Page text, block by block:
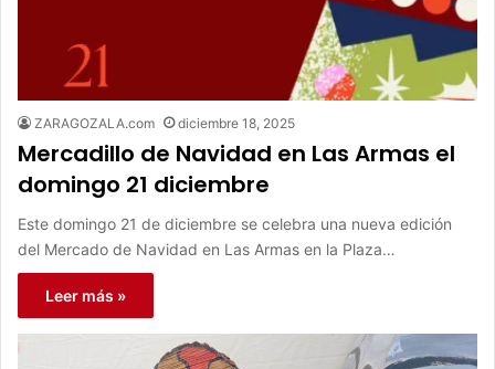
ZARAGOZALA.com diciembre 18, 2025
Mercadillo de Navidad en Las Armas el
domingo 21 diciembre
Este domingo 21 de diciembre se celebra una nueva edición
del Mercado de Navidad en Las Armas en la Plaza…
Leer más »